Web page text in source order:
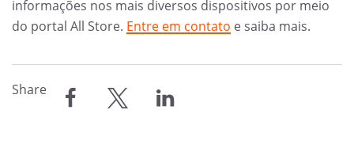
Share
informações nos mais diversos dispositivos por meio
do portal All Store. Entre em contato e saiba mais.